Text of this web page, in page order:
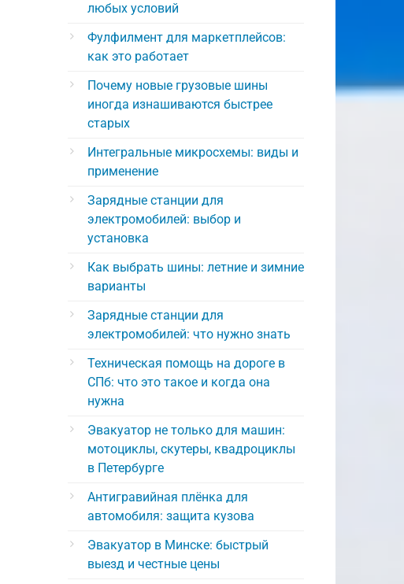
любых условий
Фулфилмент для маркетплейсов:
как это работает
Почему новые грузовые шины
иногда изнашиваются быстрее
старых
Интегральные микросхемы: виды и
применение
Зарядные станции для
электромобилей: выбор и
установка
Как выбрать шины: летние и зимние
варианты
Зарядные станции для
электромобилей: что нужно знать
Техническая помощь на дороге в
СПб: что это такое и когда она
нужна
Эвакуатор не только для машин:
мотоциклы, скутеры, квадроциклы
в Петербурге
Антигравийная плёнка для
автомобиля: защита кузова
Эвакуатор в Минске: быстрый
выезд и честные цены